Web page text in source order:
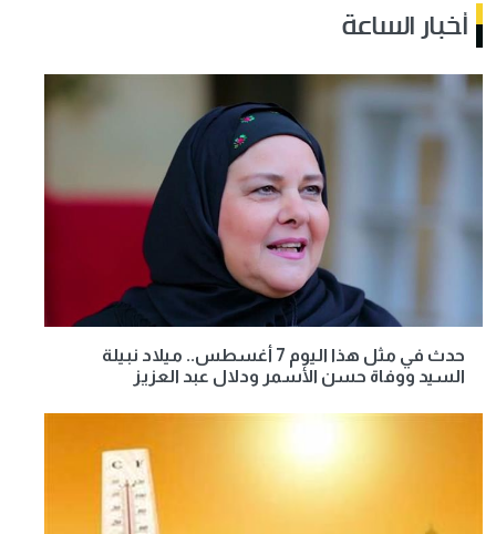
أخبار الساعة
حدث في مثل هذا اليوم 7 أغسطس.. ميلاد نبيلة
السيد ووفاة حسن الأسمر ودلال عبد العزيز